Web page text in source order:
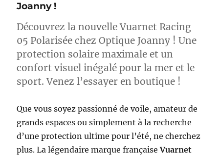
Joanny !
Découvrez la nouvelle Vuarnet Racing
05 Polarisée chez Optique Joanny ! Une
protection solaire maximale et un
confort visuel inégalé pour la mer et le
sport. Venez l’essayer en boutique !
Que vous soyez passionné de voile, amateur de
grands espaces ou simplement à la recherche
d’une protection ultime pour l’été, ne cherchez
plus. La légendaire marque françaiseVuarnet